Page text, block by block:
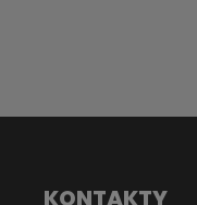
KONTAKTY